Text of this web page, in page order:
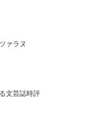
ァラヌ
文芸誌時評